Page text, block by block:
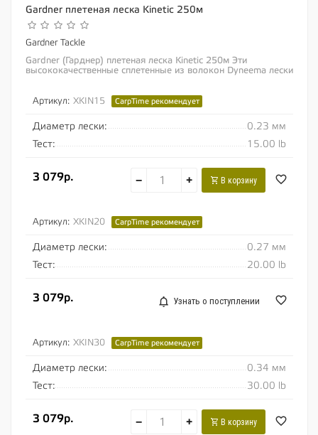
Gardner плетеная леска Kinetic 250м
Gardner Tackle
Gardner (Гарднер) плетеная леска Kinetic 250м Эти
высококачественные сплетенные из волокон Dyneema лески
Артикул: XKIN15 CarpTime рекомендует
Диаметр лески:
0.23 мм
Тест:
15.00 lb
3 079р. − + В корзину
Артикул: XKIN20 CarpTime рекомендует
Диаметр лески:
0.27 мм
Тест:
20.00 lb
3 079р. Узнать о поступлении
Артикул: XKIN30 CarpTime рекомендует
Диаметр лески:
0.34 мм
Тест:
30.00 lb
3 079р. − + В корзину